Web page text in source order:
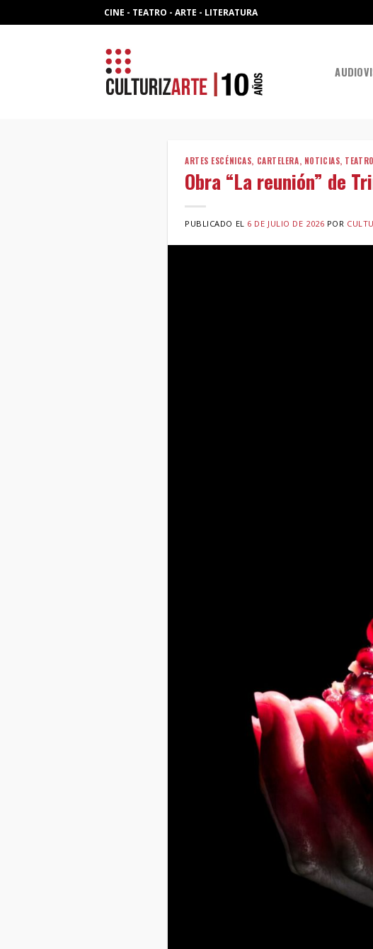
to
CINE - TEATRO - ARTE - LITERATURA
ARTES ESCÉNICAS, CARTELERA, NOTICIAS, TEATRO
Obra “La reunión” de
PUBLICADO EL 6 DE JULIO DE 2026 POR